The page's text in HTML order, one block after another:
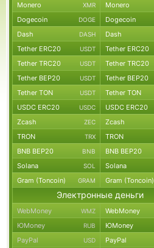
Monero XMR Monero
Dogecoin DOGE Dogecoin
Dash DASH Dash
Tether ERC20 USDT Tether ERC20
Tether TRC20 USDT Tether TRC20
Tether BEP20 USDT Tether BEP20
Tether TON USDT Tether TON
USDC ERC20 USDC USDC ERC20
Zcash ZEC Zcash
TRON TRX TRON
BNB BEP20 BNB BNB BEP20
Solana SOL Solana
Gram (Toncoin) GRAM Gram (Toncoin)
Электронные деньги
WebMoney WMZ WebMoney
ЮMoney RUB ЮMoney
PayPal USD PayPal